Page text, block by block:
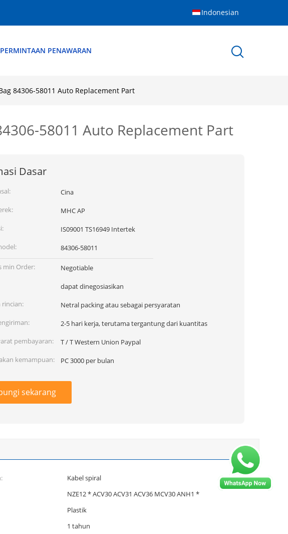
Indonesian
PERMINTAAN PENAWARAN
84306-58011 Auto Replacement Part
58011 Auto Replacement Part
Dasar
Cina
MHC AP
IS09001 TS16949 Intertek
84306-58011
min Order:
Negotiable
dapat dinegosiasikan
rincian:
Netral packing atau sebagai persyaratan
2-5 hari kerja, terutama tergantung dari kuantitas
pembayaran:
T / T Western Union Paypal
kemampuan:
PC 3000 per bulan
sekarang
Kabel spiral
NZE12 * ACV30 ACV31 ACV36 MCV30 ANH1 *
Plastik
1 tahun